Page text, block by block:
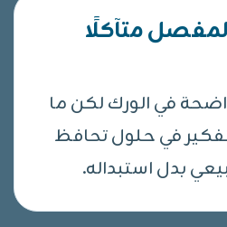
متآكلًا
في الورك لكن ما
في حلول تحافظ
بدل استبداله.